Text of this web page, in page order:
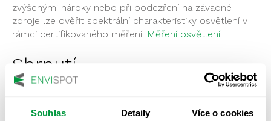
Souhlas Detaily Více o cookies
zvýšenými nároky nebo při podezření na závadné
zdroje lze ověřit spektrální charakteristiky osvětlení v
rámci certifikovaného měření: Měření osvětlení
Shrnutí
běžnýzdravotní problém.Riziko reálně
existuje u